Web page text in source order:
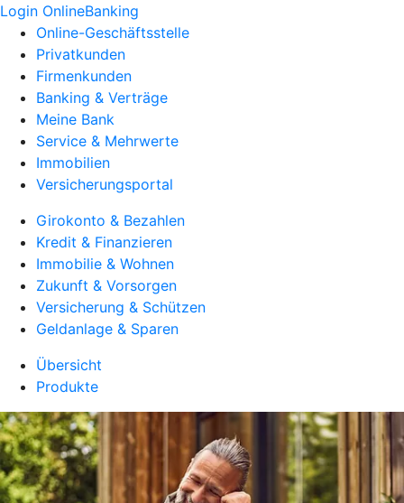
Login OnlineBanking
Online-Geschäftsstelle
Privatkunden
Firmenkunden
Banking & Verträge
Meine Bank
Service & Mehrwerte
Immobilien
Versicherungsportal
Girokonto & Bezahlen
Kredit & Finanzieren
Immobilie & Wohnen
Zukunft & Vorsorgen
Versicherung & Schützen
Geldanlage & Sparen
Übersicht
Produkte